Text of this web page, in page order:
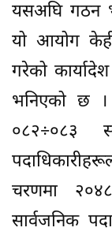
यसअघि गठन
यो आयोग
गरेको
भनिएको छ ।
०८२÷०८३
चरणमा
सार्वजनिक